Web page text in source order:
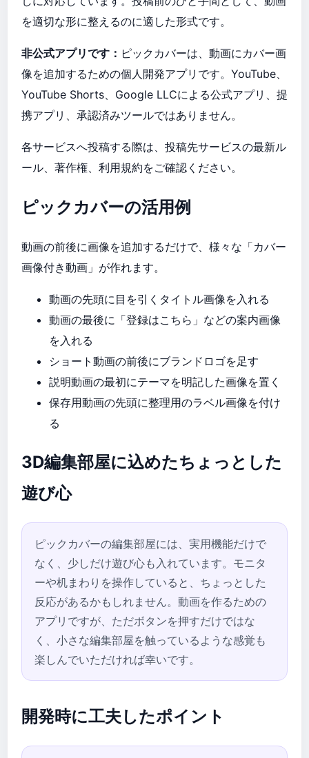
を適切な形に整えるのに適した形式です。
非公式アプリです： ピックカバーは、動画にカバー画
像を追加するための個人開発アプリです。YouTube、
YouTube Shorts、Google LLCによる公式アプリ、提
携アプリ、承認済みツールではありません。
各サービスへ投稿する際は、投稿先サービスの最新ル
ール、著作権、利用規約をご確認ください。
ピックカバーの活用例
動画の前後に画像を追加するだけで、様々な「カバー
画像付き動画」が作れます。
動画の先頭に目を引くタイトル画像を入れる
動画の最後に「登録はこちら」などの案内画像
を入れる
ショート動画の前後にブランドロゴを足す
説明動画の最初にテーマを明記した画像を置く
保存用動画の先頭に整理用のラベル画像を付け
る
3D編集部屋に込めたちょっとした
遊び心
ピックカバーの編集部屋には、実用機能だけで
なく、少しだけ遊び心も入れています。モニタ
ーや机まわりを操作していると、ちょっとした
反応があるかもしれません。動画を作るための
アプリですが、ただボタンを押すだけではな
く、小さな編集部屋を触っているような感覚も
楽しんでいただければ幸いです。
開発時に工夫したポイント